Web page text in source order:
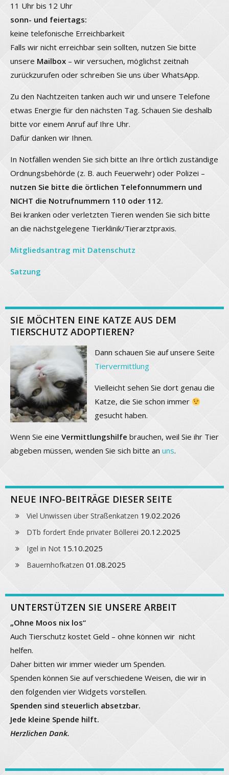
11 Uhr bis 12 Uhr
sonn- und feiertags:
keine telefonische Erreichbarkeit
Falls wir nicht erreichbar sein sollten, nutzen Sie bitte
unsere Mailbox – wir versuchen, möglichst zeitnah
zurückzurufen oder schreiben Sie uns über WhatsApp.
Zu den Nachtzeiten tanken auch wir und unsere Telefone
etwas Energie für den nächsten Tag. Schauen Sie deshalb
bitte vor einem Anruf auf Ihre Uhr.
Dafür danken wir Ihnen.
In Notfällen wenden Sie sich bitte an Ihre örtlich zuständige
Ordnungsbehörde (z. B. auch Feuerwehr) oder Polizei –
nutzen Sie bitte die örtlichen Telefonnummern und
NICHT die Notrufnummern 110 oder 112.
Bei kranken oder verletzten Tieren wenden Sie sich bitte
an die nächstgelegene Tierklinik/Tierarztpraxis.
Mitgliedsantrag mit Datenschutz
Satzung
SIE MÖCHTEN EINE KATZE AUS DEM
TIERSCHUTZ ADOPTIEREN?
Dann schauen Sie auf unsere Seite
Tiervermittlung
Vielleicht sehen Sie dort genau die
Katze, die Sie schon immer
gesucht haben.
Wenn Sie eine Vermittlungshilfe brauchen, weil Sie ihr Tier
abgeben müssen, wenden Sie sich bitte an uns.
NEUE INFO-BEITRÄGE DIESER SEITE
Viel Unwissen über Straßenkatzen 19.02.2026
DTb fordert Ende privater Böllerei 20.12.2025
Igel in Not 15.10.2025
Bauernhofkatzen 01.08.2025
UNTERSTÜTZEN SIE UNSERE ARBEIT
„Ohne Moos nix los“
Auch Tierschutz kostet Geld – ohne können wir nicht
helfen.
Daher bitten wir immer wieder um Spenden.
Spenden können Sie auf verschiedene Weisen, die wir in
den folgenden vier Widgets vorstellen.
Spenden sind steuerlich absetzbar.
Jede kleine Spende hilft.
Herzlichen Dank.